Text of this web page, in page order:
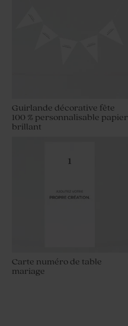
Guirlande décorative fête
100 % personnalisable papier
brillant
Carte numéro de table
mariage